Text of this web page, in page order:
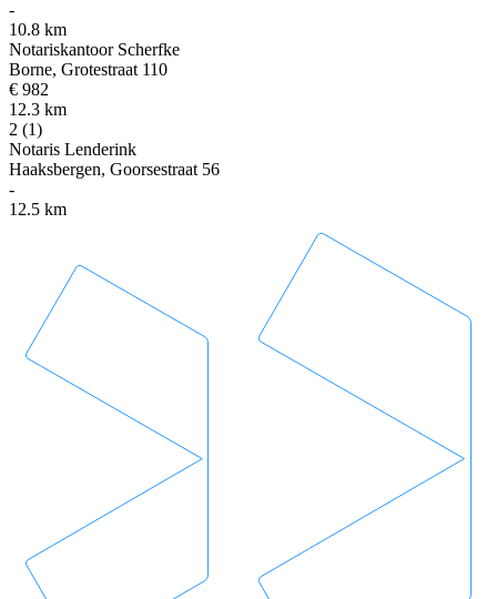
-
10.8 km
Notariskantoor Scherfke
Borne, Grotestraat 110
€ 982
12.3 km
2 (1)
Notaris Lenderink
Haaksbergen, Goorsestraat 56
-
12.5 km